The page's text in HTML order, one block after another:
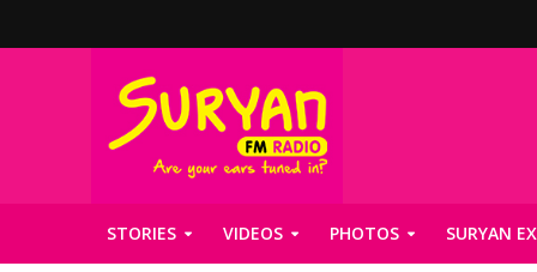
STORIES VIDEOS PHOTOS SURYAN